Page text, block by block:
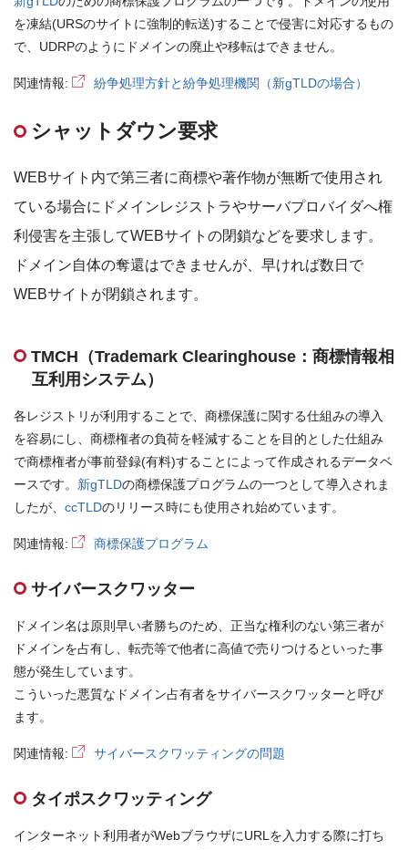
を凍結(URSのサイトに強制的転送)することで侵害に対応するもの
で、UDRPのようにドメインの廃止や移転はできません。
関連情報: 紛争処理方針と紛争処理機関（新gTLDの場合）
シャットダウン要求
WEBサイト内で第三者に商標や著作物が無断で使用され
ている場合にドメインレジストラやサーバプロバイダへ権
利侵害を主張してWEBサイトの閉鎖などを要求します。
ドメイン自体の奪還はできませんが、早ければ数日で
WEBサイトが閉鎖されます。
TMCH（Trademark Clearinghouse：商標情報相
互利用システム）
各レジストリが利用することで、商標保護に関する仕組みの導入
を容易にし、商標権者の負荷を軽減することを目的とした仕組み
で商標権者が事前登録(有料)することによって作成されるデータベ
ースです。 新gTLDの商標保護プログラムの一つとして導入されま
したが、 ccTLDのリリース時にも使用され始めています。
関連情報: 商標保護プログラム
サイバースクワッター
ドメイン名は原則早い者勝ちのため、正当な権利のない第三者が
ドメインを占有し、転売等で他者に高値で売りつけるといった事
態が発生しています。
こういった悪質なドメイン占有者をサイバースクワッターと呼び
ます。
関連情報: サイバースクワッティングの問題
タイポスクワッティング
インターネット利用者がWebブラウザにURLを入力する際に打ち